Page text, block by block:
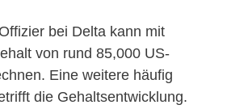
bei Delta kann mit
von rund 85,000 US-
Eine weitere häufig
die Gehaltsentwicklung.